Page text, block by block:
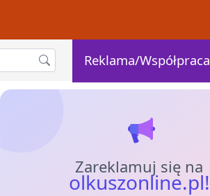
Reklama/Współpraca
Zareklamuj się na
olkuszonline.pl!